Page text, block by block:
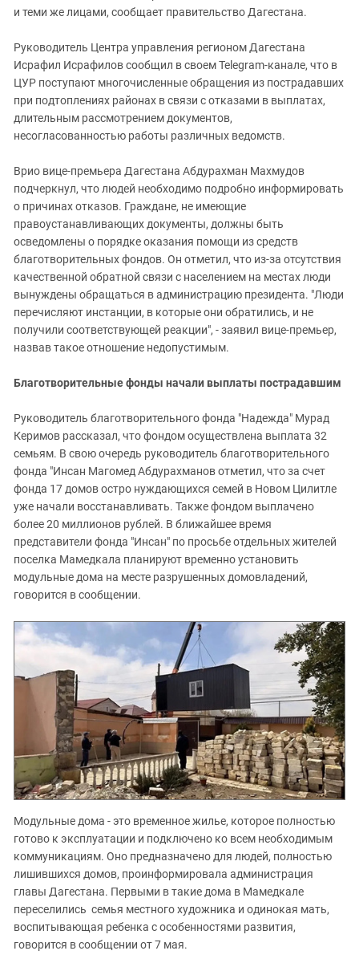
и теми же лицами, сообщает правительство Дагестана.
Руководитель Центра управления регионом Дагестана
Исрафил Исрафилов сообщил в своем Telegram-канале, что в
ЦУР поступают многочисленные обращения из пострадавших
при подтоплениях районах в связи с отказами в выплатах,
длительным рассмотрением документов,
несогласованностью работы различных ведомств.
Врио вице-премьера Дагестана Абдурахман Махмудов
подчеркнул, что людей необходимо подробно информировать
о причинах отказов. Граждане, не имеющие
правоустанавливающих документы, должны быть
осведомлены о порядке оказания помощи из средств
благотворительных фондов. Он отметил, что из-за отсутствия
качественной обратной связи с населением на местах люди
вынуждены обращаться в администрацию президента. "Люди
перечисляют инстанции, в которые они обратились, и не
получили соответствующей реакции", - заявил вице-премьер,
назвав такое отношение недопустимым.
Благотворительные фонды начали выплаты пострадавшим
Руководитель благотворительного фонда "Надежда" Мурад
Керимов рассказал, что фондом осуществлена выплата 32
семьям. В свою очередь руководитель благотворительного
фонда "Инсан Магомед Абдурахманов отметил, что за счет
фонда 17 домов остро нуждающихся семей в Новом Цилитле
уже начали восстанавливать. Также фондом выплачено
более 20 миллионов рублей. В ближайшее время
представители фонда "Инсан" по просьбе отдельных жителей
поселка Мамедкала планируют временно установить
модульные дома на месте разрушенных домовладений,
говорится в сообщении.
Модульные дома - это временное жилье, которое полностью
готово к эксплуатации и подключено ко всем необходимым
коммуникациям. Оно предназначено для людей, полностью
лишившихся домов, проинформировала администрация
главы Дагестана. Первыми в такие дома в Мамедкале
переселились семья местного художника и одинокая мать,
воспитывающая ребенка с особенностями развития,
говорится в сообщении от 7 мая.